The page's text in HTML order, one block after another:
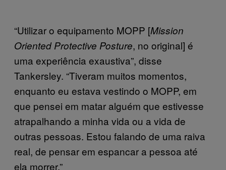
“Utilizar o equipamento MOPP [Mission
Oriented Protective Posture, no original] é
uma experiência exaustiva”, disse
Tankersley. “Tiveram muitos momentos,
enquanto eu estava vestindo o MOPP, em
que pensei em matar alguém que estivesse
atrapalhando a minha vida ou a vida de
outras pessoas. Estou falando de uma raiva
real, de pensar em espancar a pessoa até
ela morrer.”